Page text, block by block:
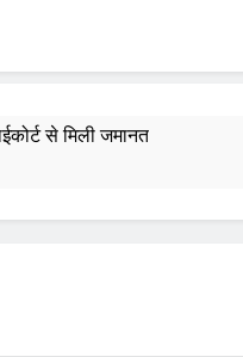
से मिली जमानत